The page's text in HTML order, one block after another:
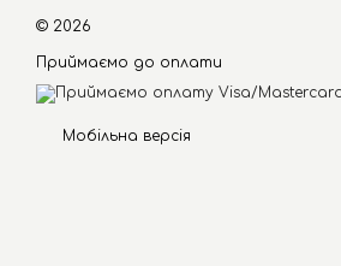
© 2026
Приймаємо до оплати
Мобільна версія